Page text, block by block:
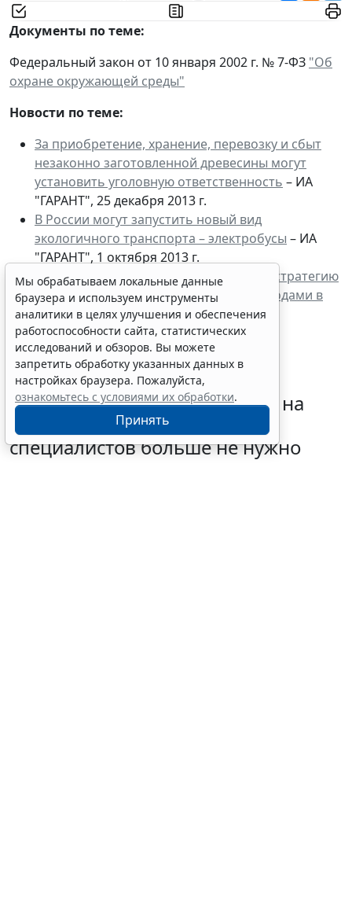
Документы по теме:
Федеральный закон от 10 января 2002 г. № 7-ФЗ "Об
охране окружающей среды"
Новости по теме:
За приобретение, хранение, перевозку и сбыт
незаконно заготовленной древесины могут
установить уголовную ответственность – ИА
"ГАРАНТ", 25 декабря 2013 г.
В России могут запустить новый вид
экологичного транспорта – электробусы – ИА
"ГАРАНТ", 1 октября 2013 г.
Минприроды утвердило комплексную стратегию
обращения с твердыми бытовыми отходами в
РФ– ИА "ГАРАНТ", 16 августа 2013 г.
Подавать "летнее" заявление на
отсрочку от армии для ИТ-
специалистов больше не нужно
Мы обрабатываем локальные данные
браузера и используем инструменты
аналитики в целях улучшения и обеспечения
работоспособности сайта, статистических
исследований и обзоров. Вы можете
запретить обработку указанных данных в
настройках браузера. Пожалуйста,
ознакомьтесь с условиями их обработки.
Принять